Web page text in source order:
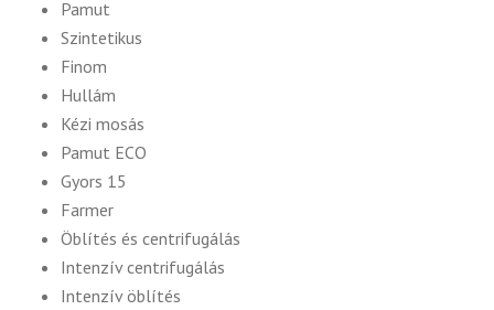
Pamut
Szintetikus
Finom
Hullám
Kézi mosás
Pamut ECO
Gyors 15
Farmer
Öblítés és centrifugálás
Intenzív centrifugálás
Intenzív öblítés